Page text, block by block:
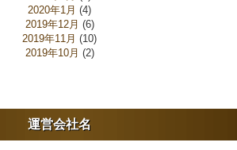
2020年1月 (4)
2019年12月 (6)
2019年11月 (10)
2019年10月 (2)
運営会社名